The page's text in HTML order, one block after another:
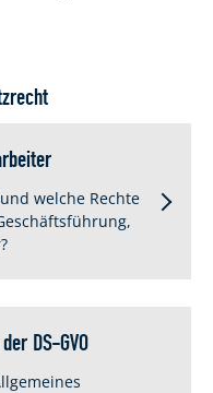
welche Rechte
DS-GVO